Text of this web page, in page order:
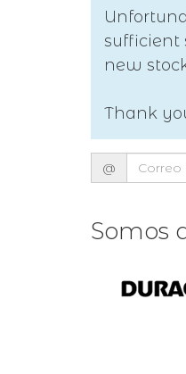
sufficient
new
Thank
Correo
electrónico
@
Somos